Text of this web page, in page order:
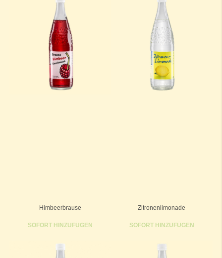
Himbeerbrause
SOFORT HINZUFÜGEN
Zitronenlimonade
SOFORT HINZUFÜGEN